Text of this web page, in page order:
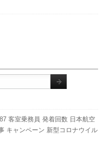
客室乗務員 発着回数 日本航空
キャンペーン 新型コロナウイル